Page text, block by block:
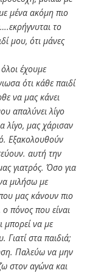
μένα ακόμη πιο
το
μου, ότι μάνες
έχουμε
ότι κάθε παιδί
να μας κάνει
απαλύνει λίγο
λίγο, μας χάρισαν
Εξακολουθούν
αυτή την
γιατρός. Όσο για
μιλήσω με
μας κάνουν πιο
ο πόνος που είναι
μπορεί να με
Γιατί στα παιδιά;
Παλεύω να μην
στον αγώνα και